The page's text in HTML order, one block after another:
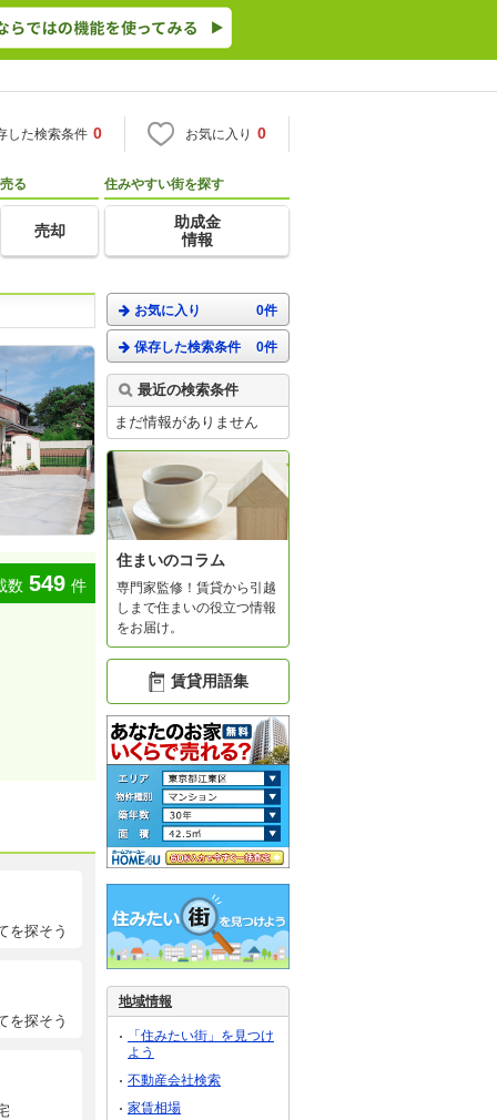
した検索条件 0 お気に入り 0
売る
売却
住みやすい街を探す
助成金
情報
数 549 件
を探そう
を探そう
お気に入り 0件
保存した検索条件 0件
最近の検索条件
まだ情報がありません
住まいのコラム
専門家監修！賃貸から引越
しまで住まいの役立つ情報
をお届け。
賃貸用語集
地域情報
「住みたい街」を見つけ
よう
不動産会社検索
家賃相場